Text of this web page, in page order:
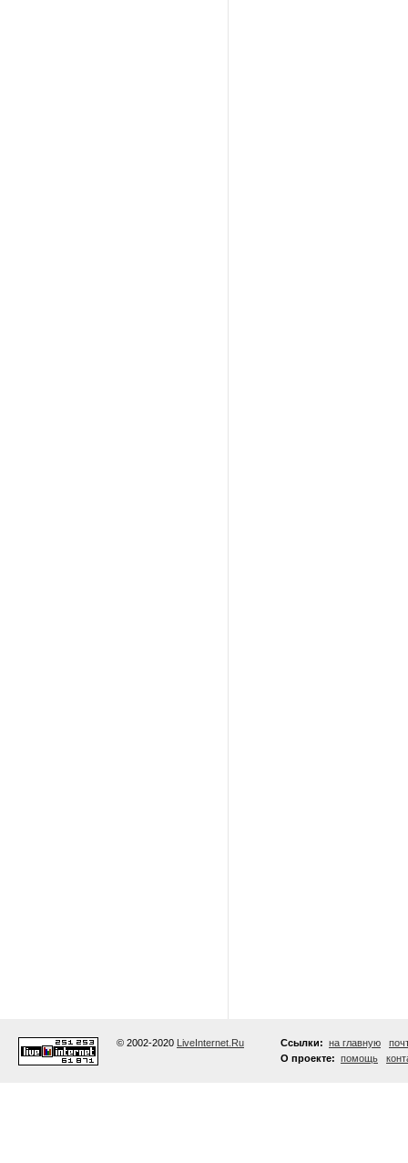
© 2002-2020 LiveInternet.Ru Ссылки: на главную
О проекте: помощь